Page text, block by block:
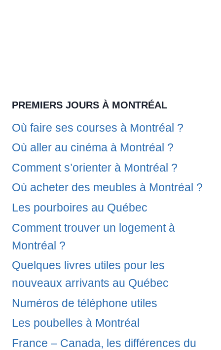
PREMIERS JOURS À MONTRÉAL
Où faire ses courses à Montréal ?
Où aller au cinéma à Montréal ?
Comment s’orienter à Montréal ?
Où acheter des meubles à Montréal ?
Les pourboires au Québec
Comment trouver un logement à
Montréal ?
Quelques livres utiles pour les
nouveaux arrivants au Québec
Numéros de téléphone utiles
Les poubelles à Montréal
France – Canada, les différences du